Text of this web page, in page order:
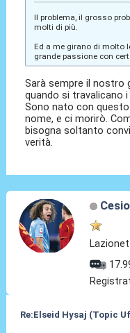
Il problema, il grosso
molti di più.
Ed a me girano di molto
grande passione con
Sarà sempre il nostro
quando si travalicano
Sono nato con
nome, e ci morirò.
bisogna soltanto
verità.
Cesio
Re:Elseid Hysaj (Topic